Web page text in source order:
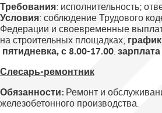
Требования: исполнительность;
Условия: соблюдение Трудового
Федерации и своевременные
на строительных площадках;
пятидневка, с 8.00-17.00.
Слесарь-ремонтник
Обязанности: Ремонт и
железобетонного производства.